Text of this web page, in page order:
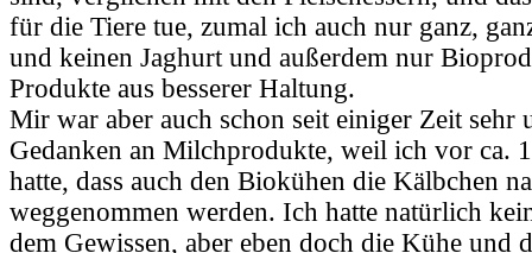
für die Tiere tue, zumal ich auch nur ganz,
und keinen Jaghurt und außerdem nur
Produkte aus besserer Haltung.
Mir war aber auch schon seit einiger Zeit sehr
Gedanken an Milchprodukte, weil ich vor ca.
hatte, dass auch den Biokühen die Kälbchen
weggenommen werden. Ich hatte natürlich
dem Gewissen, aber eben doch die Kühe und